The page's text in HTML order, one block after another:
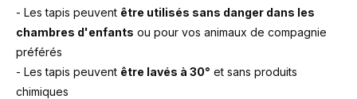
- Les tapis peuvent être utilisés sans danger dans les
chambres d'enfants ou pour vos animaux de compagnie
préférés
- Les tapis peuvent être lavés à 30° et sans produits
chimiques